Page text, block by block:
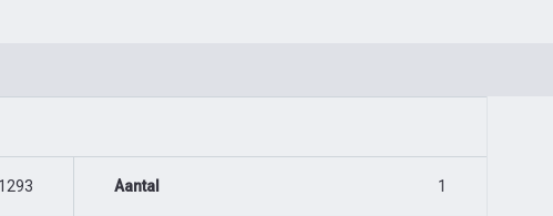
Aantal 1